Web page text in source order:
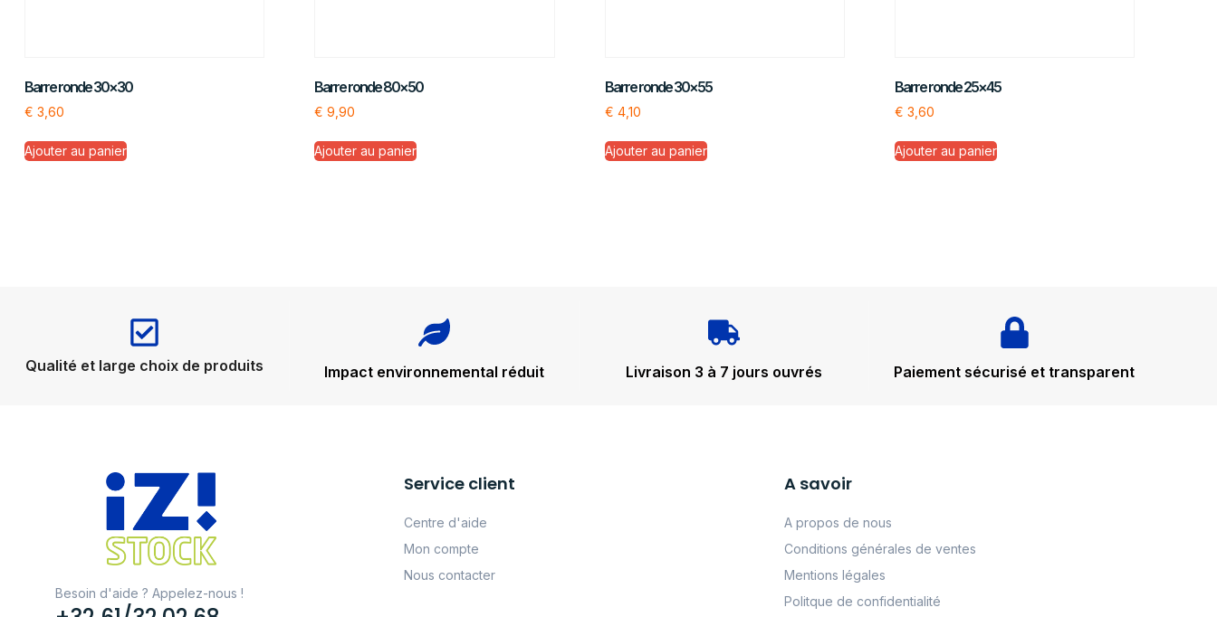
Barre ronde 30×30
€ 3,60
Ajouter au panier
Barre ronde 80×50
€ 9,90
Ajouter au panier
Barre ronde 30×55
€ 4,10
Ajouter au panier
Barre ronde 25×45
€ 3,60
Ajouter au panier
Qualité et large choix de produits Impact environnemental réduit Livraison 3 à 7 jours ouvrés Paiement sécurisé et transparent
Besoin d'aide ? Appelez-nous !
Service client
Centre d'aide
Mon compte
Nous contacter
A savoir
A propos de nous
Conditions générales de ventes
Mentions légales
Politque de confidentialité